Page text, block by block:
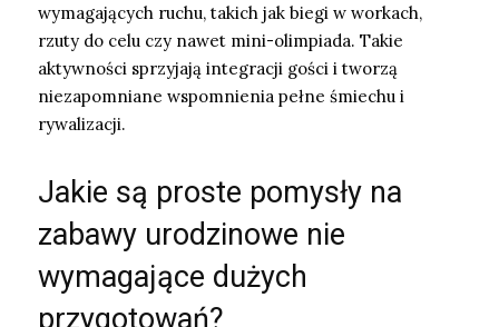
wymagających ruchu, takich jak biegi w workach,
rzuty do celu czy nawet mini-olimpiada. Takie
aktywności sprzyjają integracji gości i tworzą
niezapomniane wspomnienia pełne śmiechu i
rywalizacji.
Jakie są proste pomysły na
zabawy urodzinowe nie
wymagające dużych
przygotowań?